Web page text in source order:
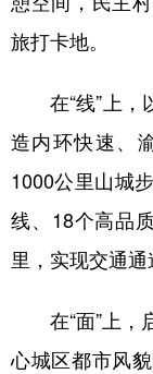
旅打卡地。
在“线”上，
造内环快速、
1000公里山城
线、18个高品
里，实现交通通
在“面”上，
心城区都市风